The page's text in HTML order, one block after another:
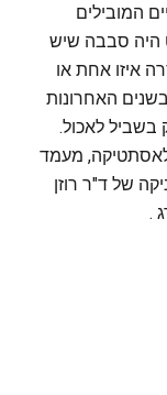
רופאי השיניים המובילים
היה סבבה שיש
איזו אחת או
האחרונות
בשביל לאכול.
לאסתטיקה, מעמד
של ד"ר רוזן
.